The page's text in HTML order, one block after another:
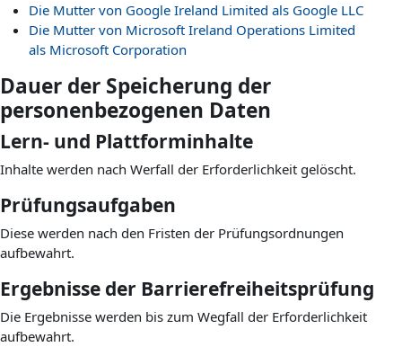
Die Mutter von Google Ireland Limited als Google LLC
Die Mutter von Microsoft Ireland Operations Limited
als Microsoft Corporation
Dauer der Speicherung der
personenbezogenen Daten
Lern- und Plattforminhalte
Inhalte werden nach Werfall der Erforderlichkeit gelöscht.
Prüfungsaufgaben
Diese werden nach den Fristen der Prüfungsordnungen
aufbewahrt.
Ergebnisse der Barrierefreiheitsprüfung
Die Ergebnisse werden bis zum Wegfall der Erforderlichkeit
aufbewahrt.